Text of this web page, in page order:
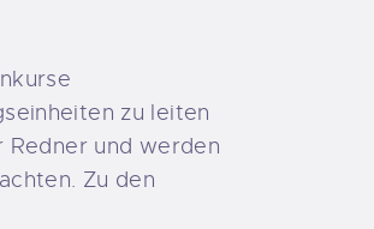
zu leiten
und werden
Zu den